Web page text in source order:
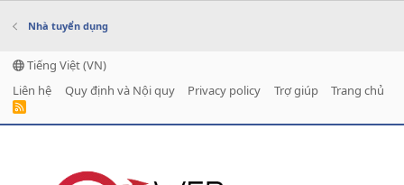
Nhà tuyển dụng
Tiếng Việt (VN)
Liên hệ
Quy định và Nội quy Privacy policy Trợ giúp Trang chủ
R